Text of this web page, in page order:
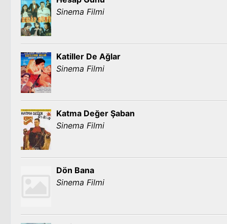
Sinema Filmi
Katiller De Ağlar
Sinema Filmi
Katma Değer Şaban
Sinema Filmi
Dön Bana
Sinema Filmi